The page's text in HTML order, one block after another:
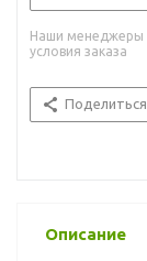
Наши менеджеры
условия заказа
Поделиться
Описание